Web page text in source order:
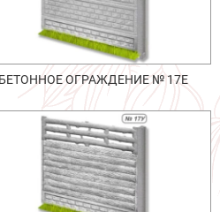
БЕТОННОЕ ОГРАЖДЕНИЕ № 17Е